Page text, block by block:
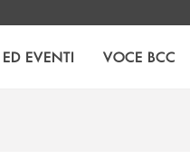
EVENTI VOCE BCC